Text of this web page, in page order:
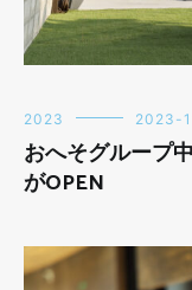
2023 2023-
おへそグループ
がOPEN